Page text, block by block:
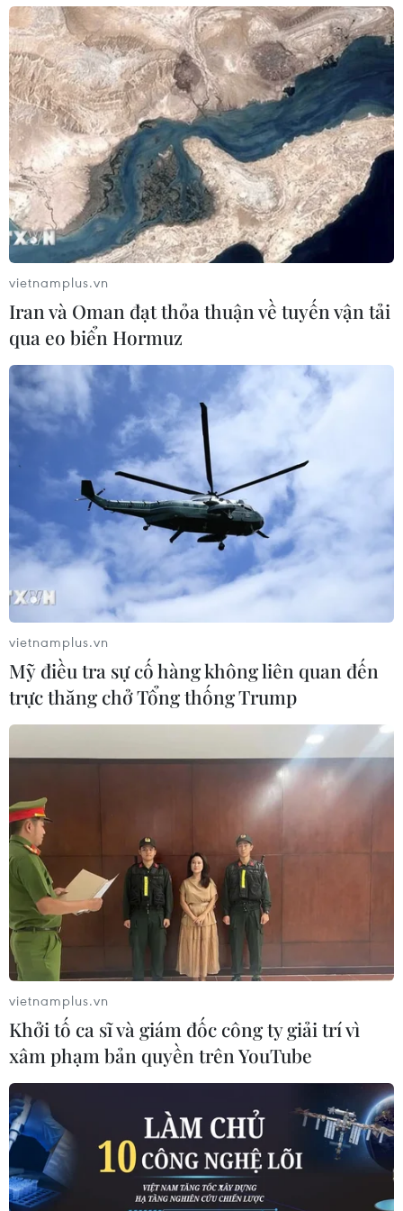
TIN CÙNG CHUYÊN MỤC
Làn sóng tấn công mạng nhằm vào
các quỹ đầu cơ lớn của Mỹ
vietnamplus.vn
Iran và Oman đạt thỏa thuận về tuyến vận tải
qua eo biển Hormuz
vietnamplus.vn
Mỹ điều tra sự cố hàng không liên quan đến
trực thăng chở Tổng thống Trump
vietnamplus.vn
Khởi tố ca sĩ và giám đốc công ty giải trí vì
xâm phạm bản quyền trên YouTube